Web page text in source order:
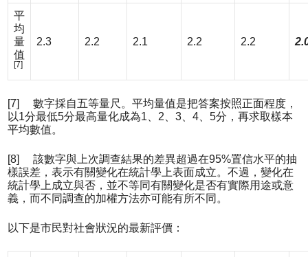
平
均
量
值
[7]
2.3 2.2 2.1 2.2 2.2
[7] 數字採自五等量尺。平均量值是把答案按照正面程度，
以1分最低5分最高量化成為1、2、3、4、5分，再求取樣本
平均數值。
[8] 該數字與上次調查結果的差異超過在95%置信水平的抽
樣誤差，表示有關變化在統計學上表面成立。不過，變化在
統計學上成立與否，並不等同有關變化是否有實際用途或意
義，而不同調查的加權方法亦可能有所不同。
以下是市民對社會狀況的最新評價：